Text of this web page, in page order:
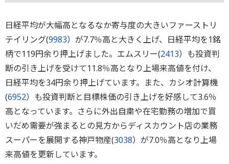
日経平均が大幅高となるなか寄与度の大きいファーストリ
テイリング(9983）が7.7％高と大きく上げ、日経平均を1銘
柄で119円余り押上げました。エムスリー(2413）も投資判
断の引き上げを受けて11.8％高となり上場来高値を付け、
日経平均を34円余り押上げています。また、カシオ計算機
(6952）も投資判断と目標株価の引き上げを好感して3.6％
高となっています。さらに外出自粛や在宅勤務の増加で買
いだめ需要が強まるとの見方からディスカウント店の業務
スーパーを展開する神戸物産(3038）が7.0％高となり上場
来高値を更新しています。